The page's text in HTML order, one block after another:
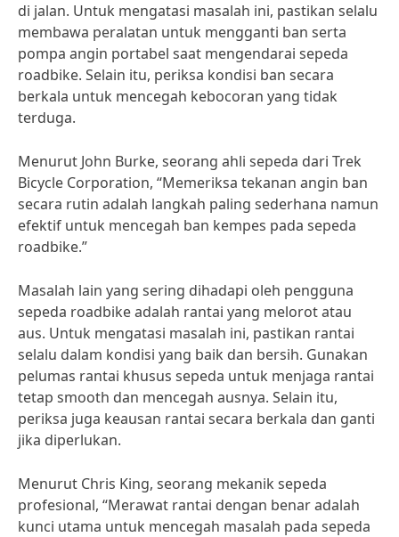
di jalan. Untuk mengatasi masalah ini, pastikan selalu
membawa peralatan untuk mengganti ban serta
pompa angin portabel saat mengendarai sepeda
roadbike. Selain itu, periksa kondisi ban secara
berkala untuk mencegah kebocoran yang tidak
terduga.
Menurut John Burke, seorang ahli sepeda dari Trek
Bicycle Corporation, “Memeriksa tekanan angin ban
secara rutin adalah langkah paling sederhana namun
efektif untuk mencegah ban kempes pada sepeda
roadbike.”
Masalah lain yang sering dihadapi oleh pengguna
sepeda roadbike adalah rantai yang melorot atau
aus. Untuk mengatasi masalah ini, pastikan rantai
selalu dalam kondisi yang baik dan bersih. Gunakan
pelumas rantai khusus sepeda untuk menjaga rantai
tetap smooth dan mencegah ausnya. Selain itu,
periksa juga keausan rantai secara berkala dan ganti
jika diperlukan.
Menurut Chris King, seorang mekanik sepeda
profesional, “Merawat rantai dengan benar adalah
kunci utama untuk mencegah masalah pada sepeda